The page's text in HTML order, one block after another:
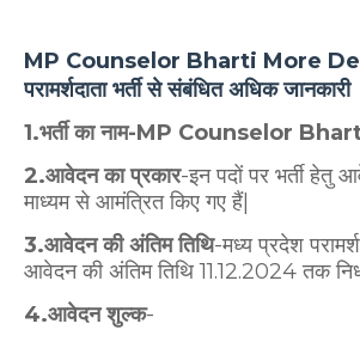
MP Counselor Bharti More
परामर्शदाता भर्ती से संबंधित अधिक जानकारी
1.भर्ती का नाम-MP Counselor
2.आवेदन का प्रकार-इन पदों पर भर्ती हेतु
माध्यम से आमंत्रित किए गए हैं|
3.आवेदन की अंतिम तिथि-मध्य प्रदेश
आवेदन की अंतिम तिथि 11.12.2024 तक
4.आवेदन शुल्क-